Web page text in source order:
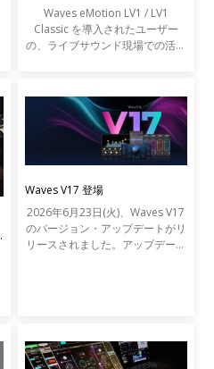
Waves eMotion LV1 / LV1
Classic を導入されたユーザー
の、ライブサウンド現場での活用
Waves V17 登場
2026年6月23日(火)、Waves V17
のバージョン・アップデートがリ
リースされました。アップデート